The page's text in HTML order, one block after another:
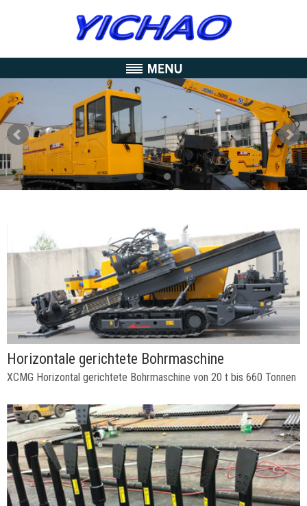
Horizontale gerichtete Bohrmaschine
XCMG Horizontal gerichtete Bohrmaschine von 20 t bis 660 Tonnen